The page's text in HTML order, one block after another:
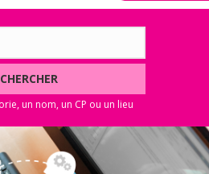
CHERCHER